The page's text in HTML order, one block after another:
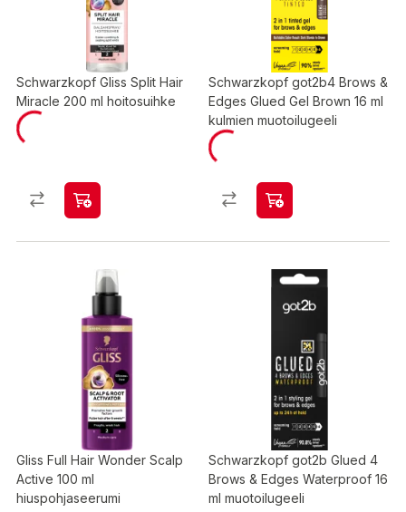
Schwarzkopf Gliss Split Hair
Miracle 200 ml hoitosuihke
Schwarzkopf got2b4 Brows &
Edges Glued Gel Brown 16 ml
kulmien muotoilugeeli
Gliss Full Hair Wonder Scalp
Active 100 ml
hiuspohjaseerumi
Schwarzkopf got2b Glued 4
Brows & Edges Waterproof 16
ml muotoilugeeli